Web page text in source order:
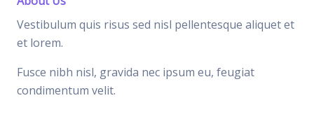
Vestibulum quis risus sed nisl pellentesque aliquet et
et lorem.
Fusce nibh nisl, gravida nec ipsum eu, feugiat
condimentum velit.